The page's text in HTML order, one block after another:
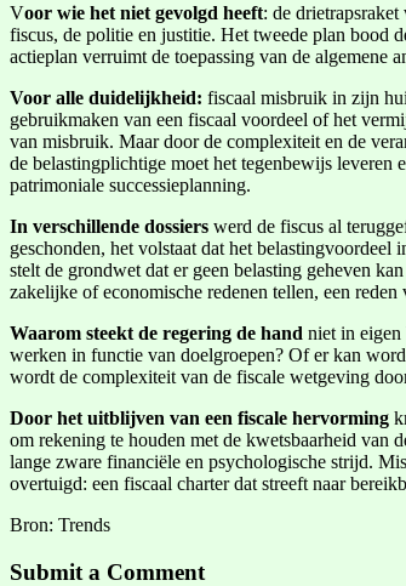
Voor wie het niet gevolgd heeft: de
fiscus, de politie en justitie. Het tweede plan bood
actieplan verruimt de toepassing van de algemene
Voor alle duidelijkheid: fiscaal misbruik in zijn
gebruikmaken van een fiscaal voordeel of het
van misbruik. Maar door de complexiteit en de
de belastingplichtige moet het tegenbewijs leveren
patrimoniale successieplanning.
In verschillende dossiers werd de fiscus al
geschonden, het volstaat dat het
stelt de grondwet dat er geen belasting geheven
zakelijke of economische redenen tellen, een
Waarom steekt de regering de hand niet in eigen
werken in functie van doelgroepen? Of er kan
wordt de complexiteit van de fiscale wetgeving
Door het uitblijven van een fiscale hervorming
om rekening te houden met de kwetsbaarheid van
lange zware financiële en psychologische strijd.
overtuigd: een fiscaal charter dat streeft naar
Bron: Trends
Submit a Comment